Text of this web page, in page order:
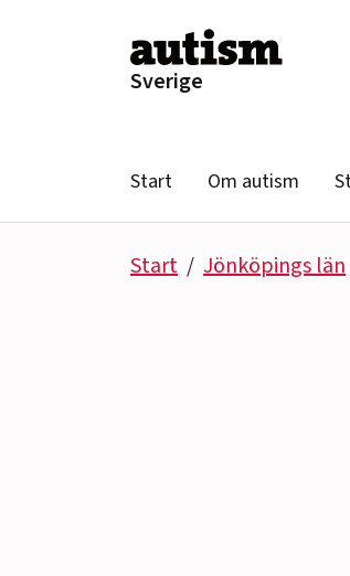
Sverige
Start Om autism
Start Jönköpings län